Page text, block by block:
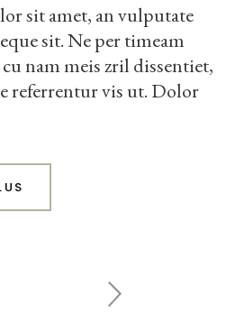
sit amet, an vulputate
sit. Ne per timeam
nam meis zril dissentiet,
referrentur vis ut. Dolor